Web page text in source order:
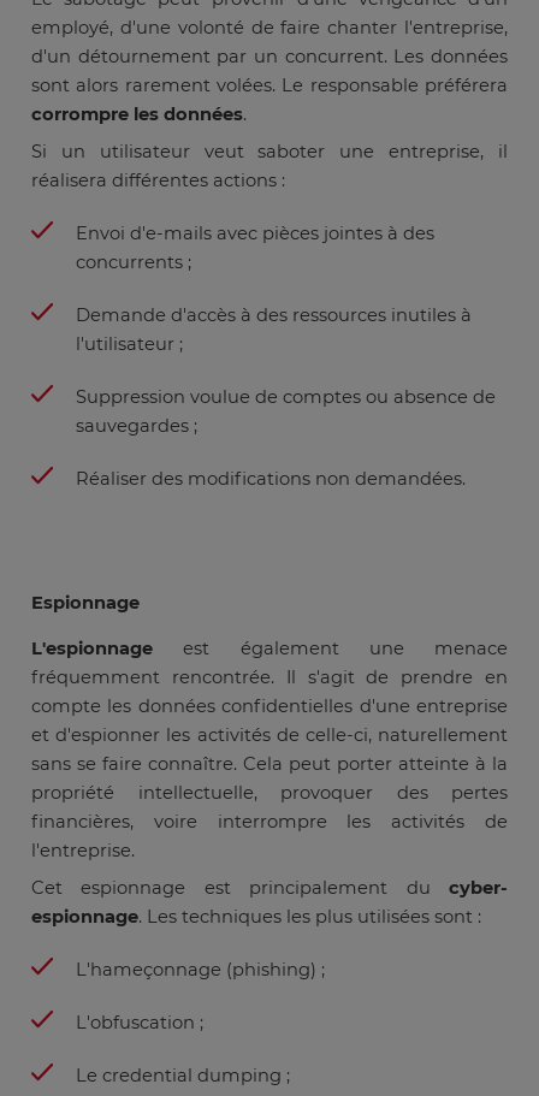
employé, d'une volonté de faire chanter l'entreprise,
d'un détournement par un concurrent. Les données
sont alors rarement volées. Le responsable préférera
corrompre les données.
Si un utilisateur veut saboter une entreprise, il
réalisera différentes actions :
Envoi d'e-mails avec pièces jointes à des
concurrents ;
Demande d'accès à des ressources inutiles à
l'utilisateur ;
Suppression voulue de comptes ou absence de
sauvegardes ;
Réaliser des modifications non demandées.
Espionnage
L'espionnage est également une menace
fréquemment rencontrée. Il s'agit de prendre en
compte les données confidentielles d'une entreprise
et d'espionner les activités de celle-ci, naturellement
sans se faire connaître. Cela peut porter atteinte à la
propriété intellectuelle, provoquer des pertes
financières, voire interrompre les activités de
l'entreprise.
Cet espionnage est principalement du cyber-
espionnage. Les techniques les plus utilisées sont :
L'hameçonnage (phishing) ;
L'obfuscation ;
Le credential dumping ;